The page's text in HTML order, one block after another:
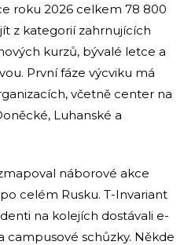
roku 2026 celkem 78 800
z kategorií zahrnujících
kurzů, bývalé letce a
První fáze výcviku má
včetně center na
Luhanské a
náborové akce
celém Rusku. T-Invariant
na kolejích dostávali e-
campusové schůzky. Někde